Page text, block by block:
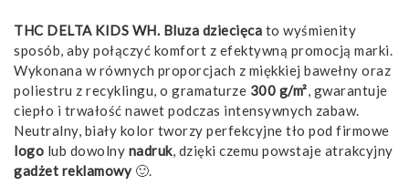
THC DELTA KIDS WH. Bluza dziecięca to wyśmienity
sposób, aby połączyć komfort z efektywną promocją marki.
Wykonana w równych proporcjach z miękkiej bawełny oraz
poliestru z recyklingu, o gramaturze 300 g/m², gwarantuje
ciepło i trwałość nawet podczas intensywnych zabaw.
Neutralny, biały kolor tworzy perfekcyjne tło pod firmowe
logo lub dowolny nadruk, dzięki czemu powstaje atrakcyjny
gadżet reklamowy🙂.